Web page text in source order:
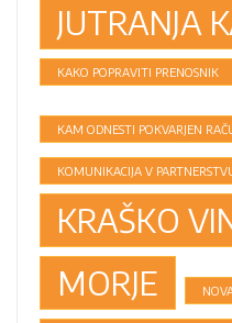
JUTRANJA
KAKO POPRAVITI PRENOSNIK
KAM ODNESTI POKVARJEN
KOMUNIKACIJA V
KRAŠKO
MORJE